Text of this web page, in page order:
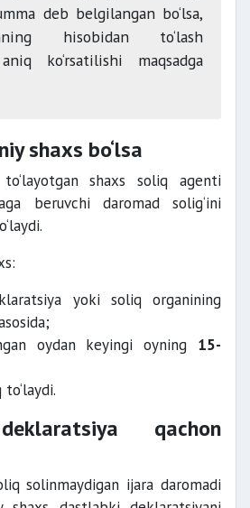
deb belgilangan bo‘lsa,
hisobidan to‘lash
ko‘rsatilishi maqsadga
shaxs bo‘lsa
shaxs soliq agenti
beruvchi daromad solig‘ini
yoki soliq organining
oydan keyingi oyning 15-
qachon
solinmaydigan ijara daromadi